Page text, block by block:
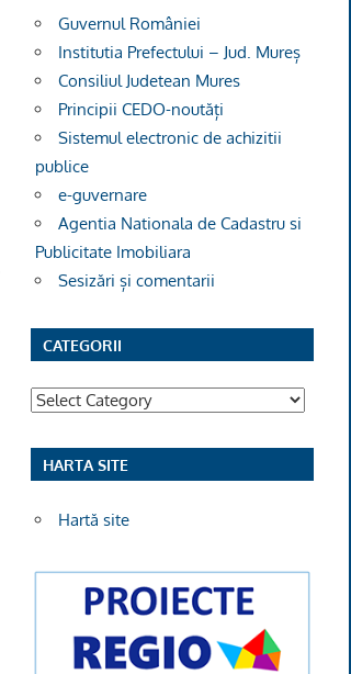
Guvernul României
Institutia Prefectului – Jud. Mureș
Consiliul Judetean Mures
Principii CEDO-noutăți
Sistemul electronic de achizitii
publice
e-guvernare
Agentia Nationala de Cadastru si
Publicitate Imobiliara
Sesizări și comentarii
CATEGORII
Categorii
HARTA SITE
Hartă site